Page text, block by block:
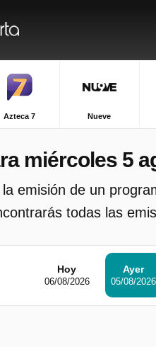
Azteca 7 Nueve
miércoles 5
emisión de un
todas las
Hoy
06/08/2026
Ayer
05/08/2026